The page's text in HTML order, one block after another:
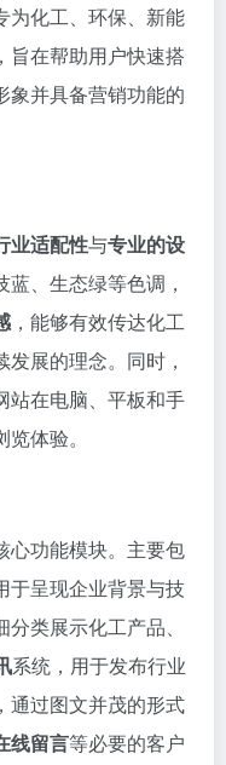
为化工、环保、新能
旨在帮助用户快速搭
象并具备营销功能的
业适配性与专业的设
、生态绿等色调，
，能够有效传达化工
展的理念。同时，
站在电脑、平板和手
体验。
心功能模块。主要包
于呈现企业背景与技
类展示化工产品、
系统，用于发布行业
通过图文并茂的形式
线留言等必要的客户